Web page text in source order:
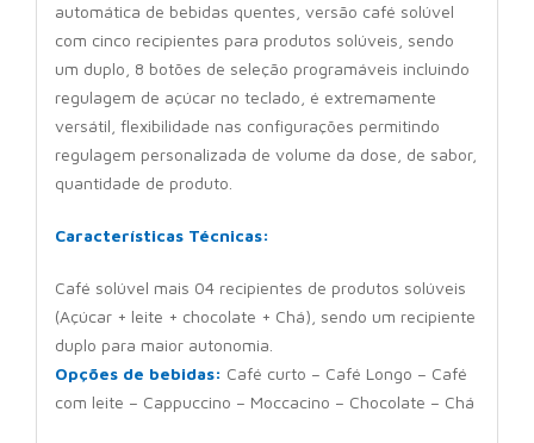
automática de bebidas quentes, versão café solúvel
com cinco recipientes para produtos solúveis, sendo
um duplo, 8 botões de seleção programáveis incluindo
regulagem de açúcar no teclado, é extremamente
versátil, flexibilidade nas configurações permitindo
regulagem personalizada de volume da dose, de sabor,
quantidade de produto.
Características Técnicas:
Café solúvel mais 04 recipientes de produtos solúveis
(Açúcar + leite + chocolate + Chá), sendo um recipiente
duplo para maior autonomia.
Opções de bebidas: Café curto – Café Longo – Café
com leite – Cappuccino – Moccacino – Chocolate – Chá